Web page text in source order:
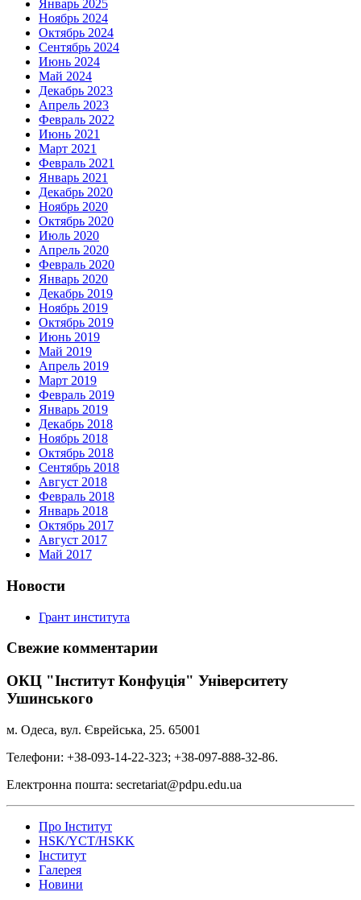
Январь 2025
Ноябрь 2024
Октябрь 2024
Сентябрь 2024
Июнь 2024
Май 2024
Декабрь 2023
Апрель 2023
Февраль 2022
Июнь 2021
Март 2021
Февраль 2021
Январь 2021
Декабрь 2020
Ноябрь 2020
Октябрь 2020
Июль 2020
Апрель 2020
Февраль 2020
Январь 2020
Декабрь 2019
Ноябрь 2019
Октябрь 2019
Июнь 2019
Май 2019
Апрель 2019
Март 2019
Февраль 2019
Январь 2019
Декабрь 2018
Ноябрь 2018
Октябрь 2018
Сентябрь 2018
Август 2018
Февраль 2018
Январь 2018
Октябрь 2017
Август 2017
Май 2017
Новости
Грант института
Свежие комментарии
ОКЦ "Інститут Конфуція" Університету
Ушинського
м. Одеса, вул. Єврейська, 25. 65001
Телефони: +38-093-14-22-323; +38-097-888-32-86.
Електронна пошта: secretariat@pdpu.edu.ua
Про Інститут
HSK/YCT/HSKK
Інститут
Галерея
Новини